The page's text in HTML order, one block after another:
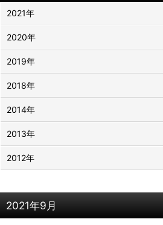
2021年9月
2021年
2020年
2019年
2018年
2014年
2013年
2012年